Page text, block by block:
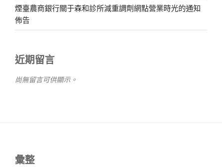
煙臺農商銀行關于森和診所減重調劑網點營業時光的通知
佈告
近期留言
尚無留言可供顯示。
彙整